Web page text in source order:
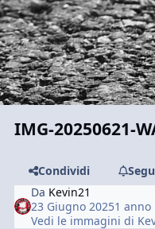
IMG-20250621-
Condividi
Da Kevin21
23 Giugno 20251 anno
Vedi le immagini di